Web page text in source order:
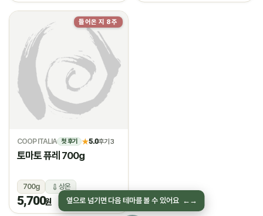
들어온 지 8주
COOP ITALIA 첫 후기 ★5.0후기 3
토마토 퓨레 700g
700g 상온
5,700원 옆으로 넘기면 다음 테마를 볼 수 있어요 ← →